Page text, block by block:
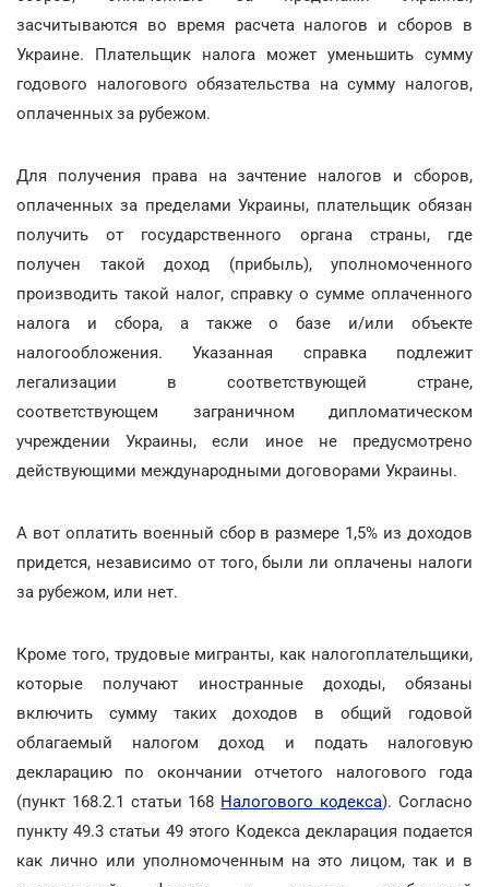
засчитываются во время расчета налогов и сборов в
Украине. Плательщик налога может уменьшить сумму
годового налогового обязательства на сумму налогов,
оплаченных за рубежом.
Для получения права на зачтение налогов и сборов,
оплаченных за пределами Украины, плательщик обязан
получить от государственного органа страны, где
получен такой доход (прибыль), уполномоченного
производить такой налог, справку о сумме оплаченного
налога и сбора, а также о базе и/или объекте
налогообложения. Указанная справка подлежит
легализации в соответствующей стране,
соответствующем заграничном дипломатическом
учреждении Украины, если иное не предусмотрено
действующими международными договорами Украины.
А вот оплатить военный сбор в размере 1,5% из доходов
придется, независимо от того, были ли оплачены налоги
за рубежом, или нет.
Кроме того, трудовые мигранты, как налогоплательщики,
которые получают иностранные доходы, обязаны
включить сумму таких доходов в общий годовой
облагаемый налогом доход и подать налоговую
декларацию по окончании отчетого налогового года
(пункт 168.2.1 статьи 168 Налогового кодекса). Согласно
пункту 49.3 статьи 49 этого Кодекса декларация подается
как лично или уполномоченным на это лицом, так и в